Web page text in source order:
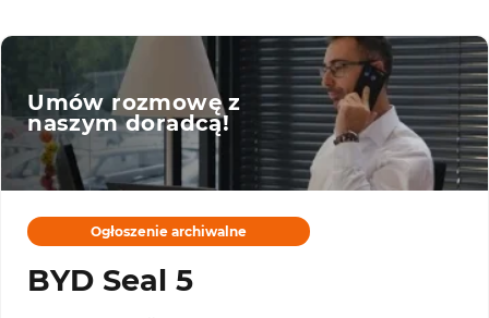
Umów rozmowę z
naszym doradcą!
Ogłoszenie archiwalne
BYD Seal 5